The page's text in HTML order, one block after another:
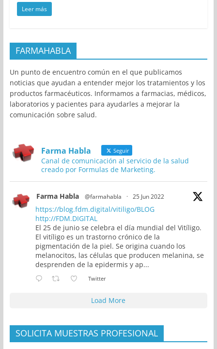
Leer más
FARMAHABLA
Un punto de encuentro común en el que publicamos
noticias que ayudan a entender mejor los tratamientos y los
productos farmacéuticos. Informamos a farmacias, médicos,
laboratorios y pacientes para ayudarles a mejorar la
comunicación sobre salud.
Farma Habla Seguir
Canal de comunicación al servicio de la salud
creado por Formulas de Marketing.
Farma Habla @farmahabla · 25 Jun 2022
https://blog.fdm.digital/vitiligo/BLOG
http://FDM.DIGITAL
El 25 de junio se celebra el día mundial del Vitíligo.
El vitíligo es un trastorno crónico de la
pigmentación de la piel. Se origina cuando los
melanocitos, las células que producen melanina, se
desprenden de la epidermis y ap...
Twitter
Load More
SOLICITA MUESTRAS PROFESIONAL